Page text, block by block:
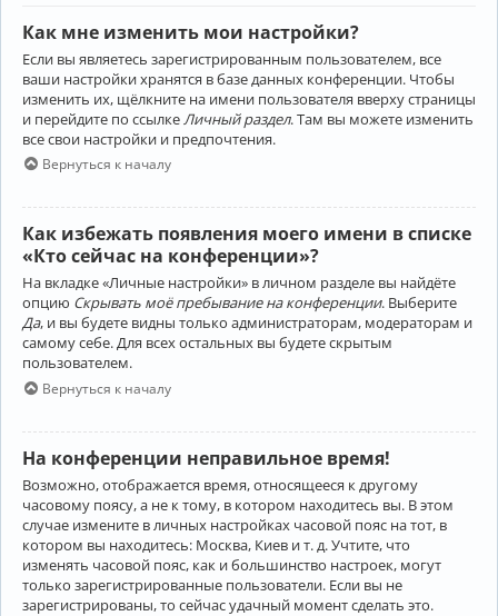
Как мне изменить мои настройки?
Если вы являетесь зарегистрированным пользователем, все
ваши настройки хранятся в базе данных конференции. Чтобы
изменить их, щёлкните на имени пользователя вверху страницы
и перейдите по ссылке Личный раздел. Там вы можете изменить
все свои настройки и предпочтения.
Вернуться к началу
Как избежать появления моего имени в списке
«Кто сейчас на конференции»?
На вкладке «Личные настройки» в личном разделе вы найдёте
опцию Скрывать моё пребывание на конференции. Выберите
Да, и вы будете видны только администраторам, модераторам и
самому себе. Для всех остальных вы будете скрытым
пользователем.
Вернуться к началу
На конференции неправильное время!
Возможно, отображается время, относящееся к другому
часовому поясу, а не к тому, в котором находитесь вы. В этом
случае измените в личных настройках часовой пояс на тот, в
котором вы находитесь: Москва, Киев и т. д. Учтите, что
изменять часовой пояс, как и большинство настроек, могут
только зарегистрированные пользователи. Если вы не
зарегистрированы, то сейчас удачный момент сделать это.